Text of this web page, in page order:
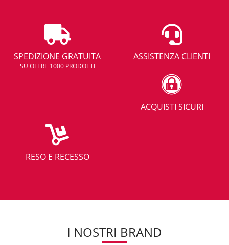
SPEDIZIONE GRATUITA
SU OLTRE 1000 PRODOTTI
ASSISTENZA CLIENTI
ACQUISTI SICURI
RESO E RECESSO
I NOSTRI BRAND